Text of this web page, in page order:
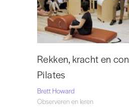
Rekken, kracht en
Pilates
Brett Howard
Observeren en leren